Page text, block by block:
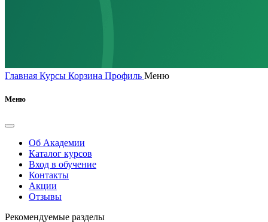
Главная Курсы Корзина Профиль Меню
Меню
Об Академии
Каталог курсов
Вход в обучение
Контакты
Акции
Отзывы
Рекомендуемые разделы